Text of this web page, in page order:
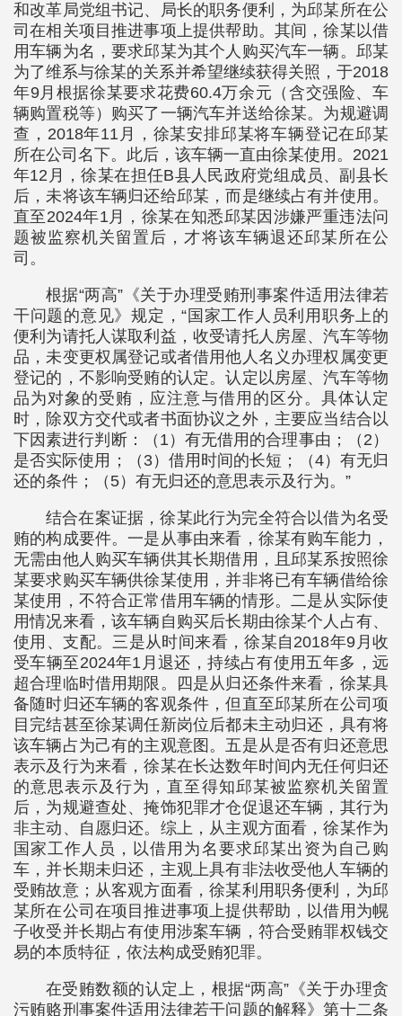
和改革局党组书记、局长的职务便利，为邱某所在公
司在相关项目推进事项上提供帮助。其间，徐某以借
用车辆为名，要求邱某为其个人购买汽车一辆。邱某
为了维系与徐某的关系并希望继续获得关照，于2018
年9月根据徐某要求花费60.4万余元（含交强险、车
辆购置税等）购买了一辆汽车并送给徐某。为规避调
查，2018年11月，徐某安排邱某将车辆登记在邱某
所在公司名下。此后，该车辆一直由徐某使用。2021
年12月，徐某在担任B县人民政府党组成员、副县长
后，未将该车辆归还给邱某，而是继续占有并使用。
直至2024年1月，徐某在知悉邱某因涉嫌严重违法问
题被监察机关留置后，才将该车辆退还邱某所在公
司。
根据“两高”《关于办理受贿刑事案件适用法律若
干问题的意见》规定，“国家工作人员利用职务上的
便利为请托人谋取利益，收受请托人房屋、汽车等物
品，未变更权属登记或者借用他人名义办理权属变更
登记的，不影响受贿的认定。认定以房屋、汽车等物
品为对象的受贿，应注意与借用的区分。具体认定
时，除双方交代或者书面协议之外，主要应当结合以
下因素进行判断：（1）有无借用的合理事由；（2）
是否实际使用；（3）借用时间的长短；（4）有无归
还的条件；（5）有无归还的意思表示及行为。”
结合在案证据，徐某此行为完全符合以借为名受
贿的构成要件。一是从事由来看，徐某有购车能力，
无需由他人购买车辆供其长期借用，且邱某系按照徐
某要求购买车辆供徐某使用，并非将已有车辆借给徐
某使用，不符合正常借用车辆的情形。二是从实际使
用情况来看，该车辆自购买后长期由徐某个人占有、
使用、支配。三是从时间来看，徐某自2018年9月收
受车辆至2024年1月退还，持续占有使用五年多，远
超合理临时借用期限。四是从归还条件来看，徐某具
备随时归还车辆的客观条件，但直至邱某所在公司项
目完结甚至徐某调任新岗位后都未主动归还，具有将
该车辆占为己有的主观意图。五是从是否有归还意思
表示及行为来看，徐某在长达数年时间内无任何归还
的意思表示及行为，直至得知邱某被监察机关留置
后，为规避查处、掩饰犯罪才仓促退还车辆，其行为
非主动、自愿归还。综上，从主观方面看，徐某作为
国家工作人员，以借用为名要求邱某出资为自己购
车，并长期未归还，主观上具有非法收受他人车辆的
受贿故意；从客观方面看，徐某利用职务便利，为邱
某所在公司在项目推进事项上提供帮助，以借用为幌
子收受并长期占有使用涉案车辆，符合受贿罪权钱交
易的本质特征，依法构成受贿犯罪。
在受贿数额的认定上，根据“两高”《关于办理贪
污贿赂刑事案件适用法律若干问题的解释》第十二条